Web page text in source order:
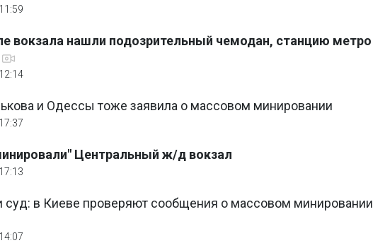
вокзала нашли подозрительный чемодан, станцию метро
и Одессы тоже заявила о массовом минировании
Центральный ж/д вокзал
суд: в Киеве проверяют сообщения о массовом минировании